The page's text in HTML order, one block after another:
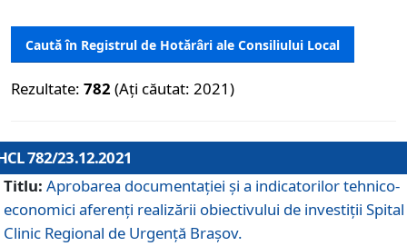
Caută în Registrul de Hotărâri ale Consiliului Local
Rezultate: 782 (Ați căutat: 2021)
782/23.12.2021
Titlu: Aprobarea documentației și a indicatorilor tehnico-
economici aferenți realizării obiectivului de investiții Spital
Clinic Regional de Urgență Brașov.